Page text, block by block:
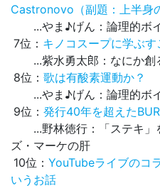
Castronovo（副題：上半身
...やま♪げん：論理的ボ
7位： キノコスープに学ぶ
...紫水勇太郎：なにか創
8位： 歌は有酸素運動か？
...やま♪げん：論理的ボ
9位： 発行40年を超えた
...野林徳行：「ステキ」
ズ・マーケの肝
10位： YouTubeライブのコ
いうお話